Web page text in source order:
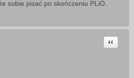
sobie pisać po skończeniu PLiO.
Cytuj